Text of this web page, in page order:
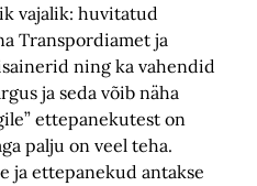
vajalik: huvitatud
Transpordiamet ja
ning ka vahendid
ja seda võib näha
ettepanekutest on
palju on veel teha.
ja ettepanekud antakse